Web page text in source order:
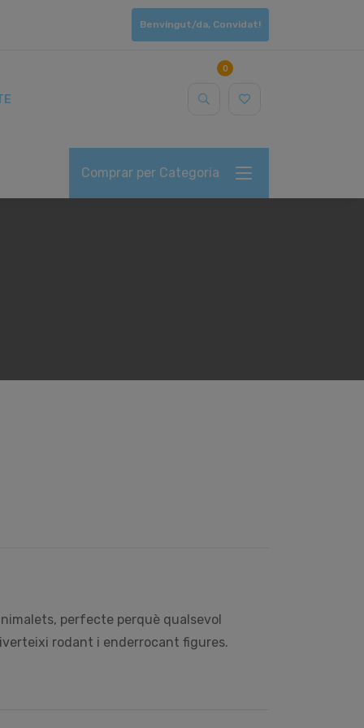
Benvingut/da, Convidat!
0
Comprar per Categoria
perfecte perquè qualsevol
rodant i enderrocant figures.